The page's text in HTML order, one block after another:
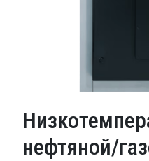
нефтяной/